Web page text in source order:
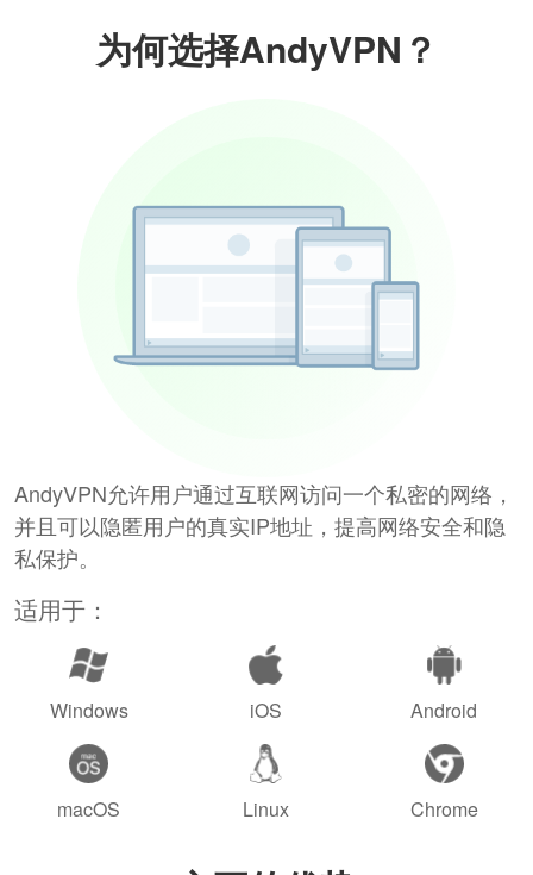
为何选择AndyVPN？
AndyVPN允许用户通过互联网访问一个私密的网络，
并且可以隐匿用户的真实IP地址，提高网络安全和隐
私保护。
适用于：
Windows iOS Android
macOS Linux Chrome